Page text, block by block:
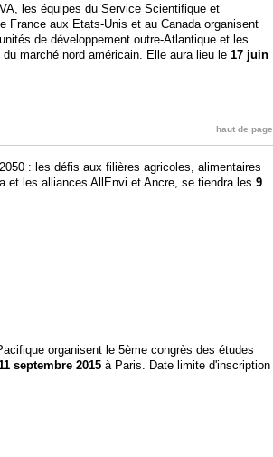
les équipes du Service Scientifique et
France aux Etats-Unis et au Canada organisent
de développement outre-Atlantique et les
marché nord américain. Elle aura lieu le 17 juin
haut de page
: les défis aux filières agricoles, alimentaires
et les alliances AllEnvi et Ancre, se tiendra les 9
organisent le 5ème congrès des études
septembre 2015 à Paris. Date limite d'inscription